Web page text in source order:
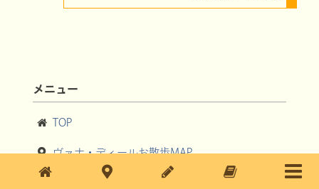
メニュー
TOP
ヴァナ・ディールお散歩MAP
ブログ記事一覧